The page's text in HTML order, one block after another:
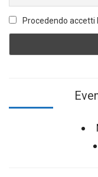
Procedendo accetti